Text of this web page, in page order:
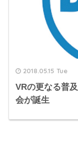
2018.05.15 Tue
VRの更なる普
会が誕生